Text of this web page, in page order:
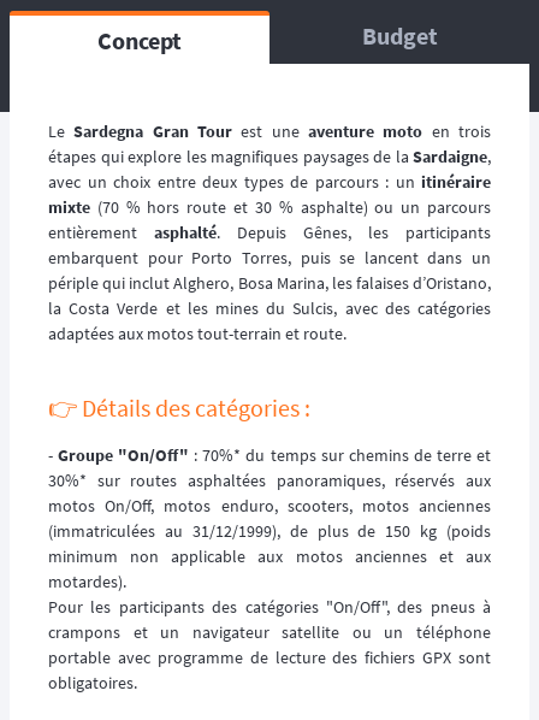
ambulance et/ou véhicule médicalisé à
poste ainsi que des médecins et équipes
médicales qui se répartissent sur le circuit,
d’ambulance, d’équipes médicales à poste
ainsi que des médecins et équipes médicales
qui se répartissent sur le circuit, ou suivent la
progression de la course.
Concept Budget
LeSardegna Gran Tour est uneaventure moto en trois
étapes qui explore les magnifiques paysages de la Sardaigne,
avec un choix entre deux types de parcours : un itinéraire
mixte (70 % hors route et 30 % asphalte) ou un parcours
entièrement asphalté. Depuis Gênes, les participants
embarquent pour Porto Torres, puis se lancent dans un
périple qui inclut Alghero, Bosa Marina, les falaises d’Oristano,
la Costa Verde et les mines du Sulcis, avec des catégories
adaptées aux motos tout-terrain et route.
👉️ Détails des catégories :
-Groupe "On/Off" : 70%* du temps sur chemins de terre et
30%* sur routes asphaltées panoramiques, réservés aux
motos On/Off, motos enduro, scooters, motos anciennes
(immatriculées au 31/12/1999), de plus de 150 kg (poids
minimum non applicable aux motos anciennes et aux
motardes).
Pour les participants des catégories "On/Off", des pneus à
crampons et un navigateur satellite ou un téléphone
portable avec programme de lecture des fichiers GPX sont
obligatoires.